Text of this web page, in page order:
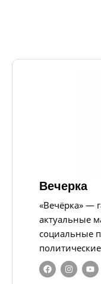
Вечерка
«Вечёрка» —
актуальные
социальные